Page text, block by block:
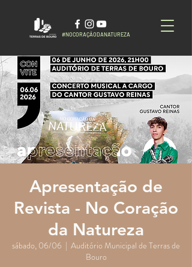
#NOCORAÇÃODANATUREZA
Apresentação de
Revista - No Coração
da Natureza
sábado, 06/06
  |
Auditório Municipal de Terras de
Bouro